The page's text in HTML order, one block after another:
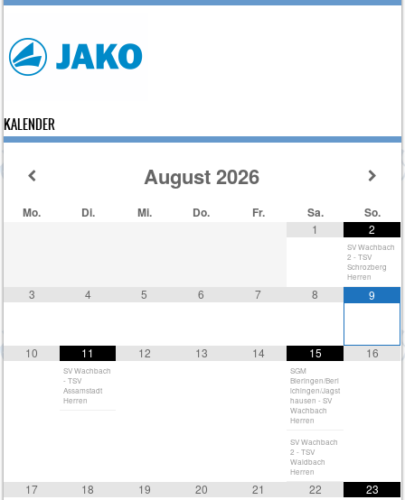
KALENDER
August 2026
Mo. Di. Mi. Do. Fr. Sa. So.
1 2
SV Wachbach
2 - TSV
Schrozberg
Herren
3 4 5 6 7 8 9
10 11
SV Wachbach
- TSV
Assamstadt
Herren
12 13 14 15
SGM
Bieringen/Berl
ichingen/Jagst
hausen - SV
Wachbach
Herren
SV Wachbach
2 - TSV
Waldbach
Herren
16
17 18 19 20 21 22 23